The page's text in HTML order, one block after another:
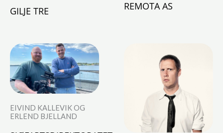
GILJE TRE REMOTA AS
EIVIND KALLEVIK OG
ERLEND BJELLAND